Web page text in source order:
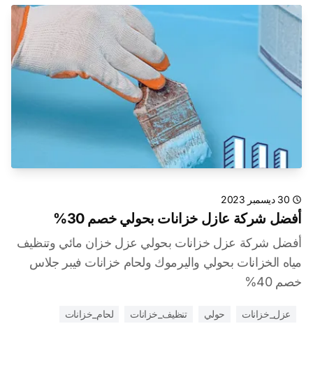
30 ديسمبر 2023
أفضل شركة عازل خزانات بحولي خصم 30%
أفضل شركة عزل خزانات بحولي عزل خزان مائي وتنظيف
مياه الخزانات بحولي واليرموك ولحام خزانات فيبر جلاس
خصم 40%
عزل_خزانات حولي تنظيف_خزانات لحام_خزانات